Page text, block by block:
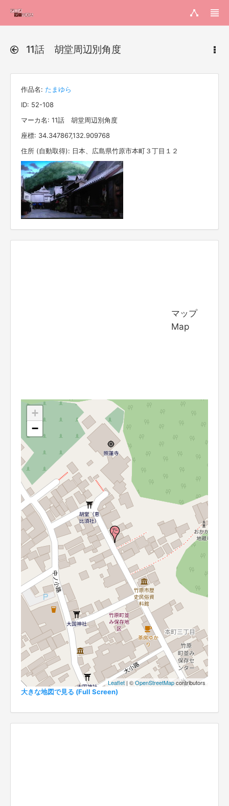
11話 胡堂周辺別角度
作品名: たまゆら
ID: 52-108
マーカ名: 11話 胡堂周辺別角度
座標: 34.347867,132.909768
住所 (自動取得): 日本、広島県竹原市本町３丁目１２
マップ
Map
+
−
Leaflet | ©OpenStreetMapcontributors
大きな地図で見る (Full Screen)